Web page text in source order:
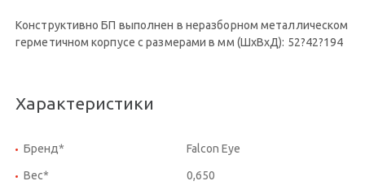
Конструктивно БП выполнен в неразборном металлическом
герметичном корпусе с размерами в мм (ШхВхД): 52?42?194
Характеристики
Бренд* Falcon Eye
Вес* 0,650